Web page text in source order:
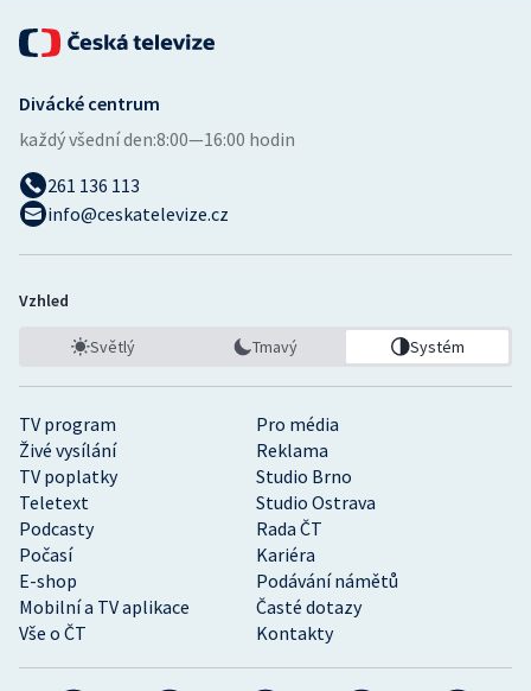
TV program
Pro média
Živé vysílání
Reklama
TV poplatky
Studio Brno
Teletext
Studio Ostrava
Podcasty
Rada ČT
Počasí
Kariéra
E-shop
Podávání námětů
Mobilní a TV aplikace
Časté dotazy
Vše o ČT
Kontakty
Divácké centrum
každý všední den:8:00—16:00 hodin
261 136 113
info@ceskatelevize.cz
Vzhled
Světlý Tmavý Systém